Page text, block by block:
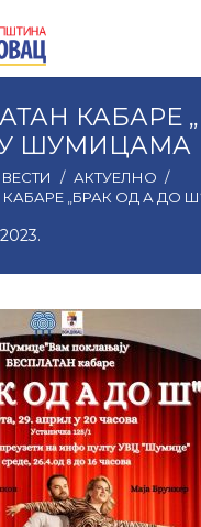
КАБАРЕ
ШУМИЦАМА
ВЕСТИ / АКТУЕЛНО /
„БРАК ОД А ДО